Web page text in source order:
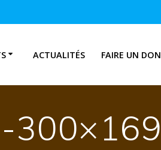
ACTUALITÉS FAIRE UN DON
300×169